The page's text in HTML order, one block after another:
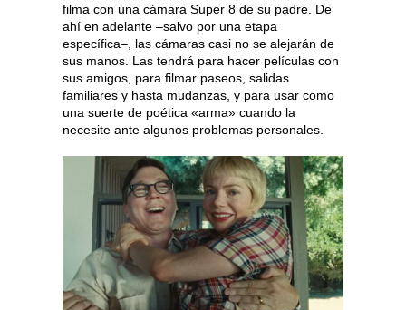
filma con una cámara Super 8 de su padre. De
ahí en adelante –salvo por una etapa
específica–, las cámaras casi no se alejarán de
sus manos. Las tendrá para hacer películas con
sus amigos, para filmar paseos, salidas
familiares y hasta mudanzas, y para usar como
una suerte de poética «arma» cuando la
necesite ante algunos problemas personales.